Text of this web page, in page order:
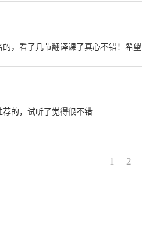
的，看了几节翻译课了真心不错！希
荐的，试听了觉得很不错
1 2